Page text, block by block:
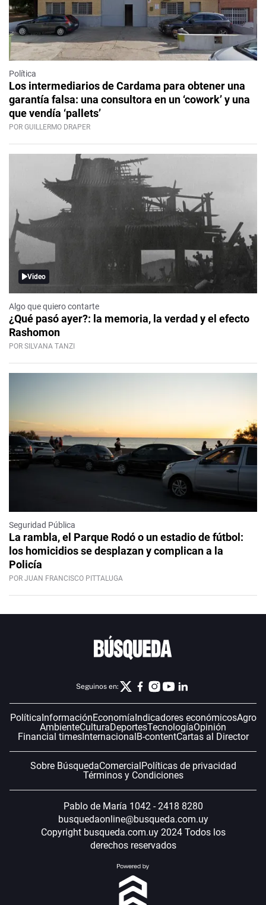
Política
Los intermediarios de Cardama para obtener una
garantía falsa: una consultora en un ‘cowork’ y una
que vendía ‘pallets’
POR GUILLERMO DRAPER
Video
Algo que quiero contarte
¿Qué pasó ayer?: la memoria, la verdad y el efecto
Rashomon
POR SILVANA TANZI
Seguridad Pública
La rambla, el Parque Rodó o un estadio de fútbol:
los homicidios se desplazan y complican a la
Policía
POR JUAN FRANCISCO PITTALUGA
Seguinos en:
Política InformaciónEconomía Indicadores económicosAgro
AmbienteCulturaDeportesTecnologíaOpinión
Financial timesInternacional B-contentCartas al Director
Sobre BúsquedaComercial Políticas de privacidad
Términos y Condiciones
Pablo de María 1042 - 2418 8280
busquedaonline@busqueda.com.uy
Copyright busqueda.com.uy 2024 Todos los
derechos reservados